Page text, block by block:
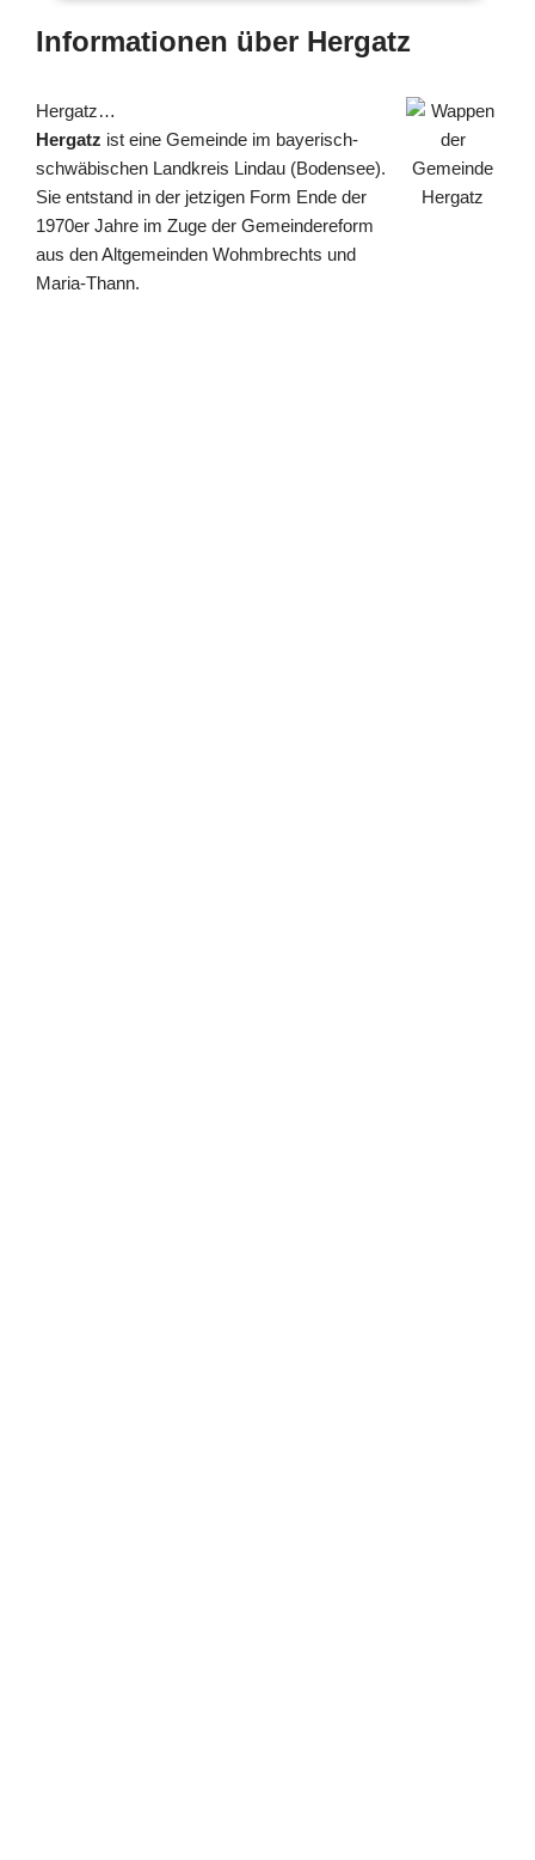
Informationen über Hergatz
Hergatz…
Hergatz ist eine Gemeinde im bayerisch-
schwäbischen Landkreis Lindau (Bodensee).
Sie entstand in der jetzigen Form Ende der
1970er Jahre im Zuge der Gemeindereform
aus den Altgemeinden Wohmbrechts und
Maria-Thann.